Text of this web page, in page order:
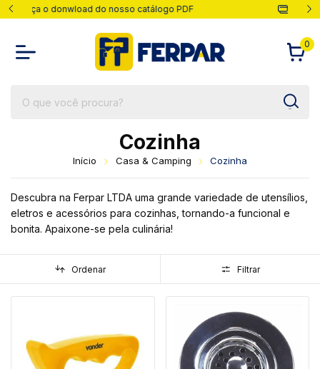
PDF Parcelas em até 10x
0
Cozinha
Início Casa & Camping Cozinha
Descubra na Ferpar LTDA uma grande variedade de utensílios,
eletros e acessórios para cozinhas, tornando-a funcional e
bonita. Apaixone-se pela culinária!
Ordenar Filtrar